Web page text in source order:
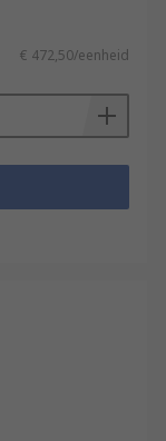
€ 472,50/eenheid